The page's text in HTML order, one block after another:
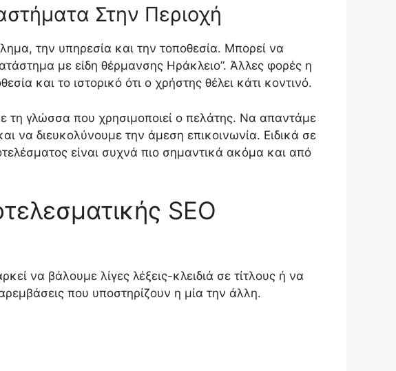
Στην Περιοχή
την υπηρεσία και την τοποθεσία. Μπορεί να
με είδη θέρμανσης Ηράκλειο”. Άλλες φορές η
και το ιστορικό ότι ο χρήστης θέλει κάτι κοντινό.
τη γλώσσα που χρησιμοποιεί ο πελάτης. Να απαντάμε
να διευκολύνουμε την άμεση επικοινωνία. Ειδικά σε
είναι συχνά πιο σημαντικά ακόμα και από
SEO
να βάλουμε λίγες λέξεις-κλειδιά σε τίτλους ή να
που υποστηρίζουν η μία την άλλη.